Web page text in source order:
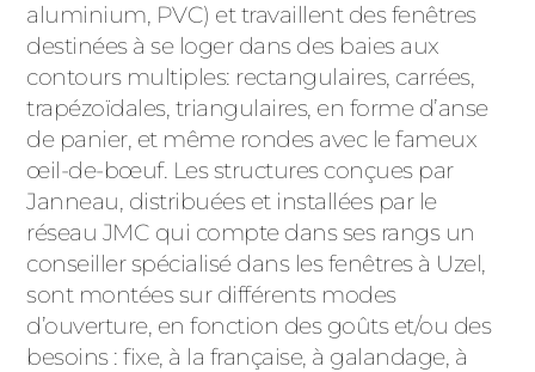
aluminium, PVC) et travaillent des fenêtres
destinées à se loger dans des baies aux
contours multiples: rectangulaires, carrées,
trapézoïdales, triangulaires, en forme d’anse
de panier, et même rondes avec le fameux
œil-de-bœuf. Les structures conçues par
Janneau, distribuées et installées par le
réseau JMC qui compte dans ses rangs un
conseiller spécialisé dans les fenêtres à Uzel,
sont montées sur différents modes
d’ouverture, en fonction des goûts et/ou des
besoins : fixe, à la française, à galandage, à